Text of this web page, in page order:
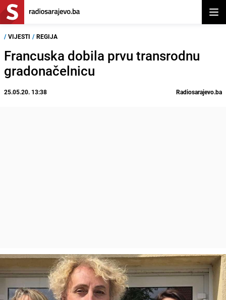
/ VIJESTI / REGIJA
Francuska dobila prvu transrodnu
gradonačelnicu
25.05.20. 13:38 Radiosarajevo.ba